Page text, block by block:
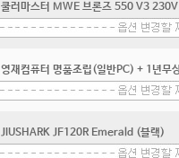
쿨러마스터 MWE 브론즈 550 V3
영재컴퓨터 명품조립(일반PC) + 1년무
JIUSHARK JF120R Emerald (블랙)